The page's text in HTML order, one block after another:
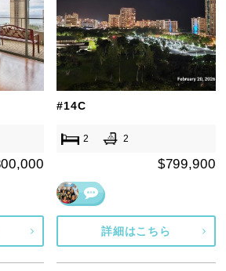
#14C
2 2
$799,900
詳細はこちら